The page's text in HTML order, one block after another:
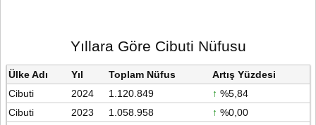
Yıllara Göre Cibuti Nüfusu
Ülke Adı Yıl Toplam Nüfus
Artış Yüzdesi
Cibuti
2024 1.120.849 ↑ %5,84
Cibuti
2023 1.058.958 ↑ %0,00